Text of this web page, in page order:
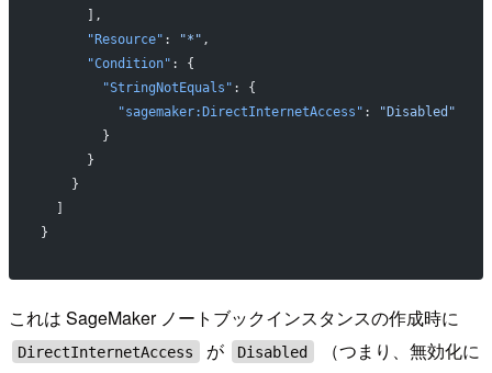
      ],
      "Resource"
: "*" ,
      "Condition"
: {
        "StringNotEquals"
: {
          "sagemaker:DirectInternetAccess"
:
"Disabled"
        }
      }
    }
  ]
}
これは SageMaker ノートブックインスタンスの作成時に
DirectInternetAccess が Disabled
（つまり、無効化に